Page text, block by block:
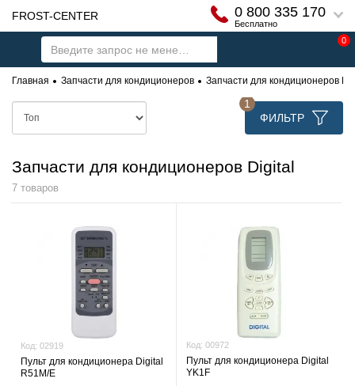
FROST-CENTER 0 800 335 170
Бесплатно
0
Главная Запчасти для кондиционеров Запчасти для кондиционеров
ФИЛЬТР
1
Запчасти для кондиционеров Digital
7 товаров
Код: 02919
Пульт для кондиционера Digital
R51M/E
Код: 00972
Пульт для кондиционера Digital
YK1F